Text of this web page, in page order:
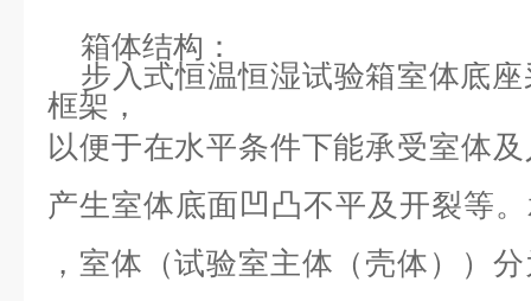
箱体结构：
步入式恒温恒湿试验箱室体底
框架，
以便于在水平条件下能承受室体
产生室体底面凹凸不平及开裂等
，室体（试验室主体（壳体））